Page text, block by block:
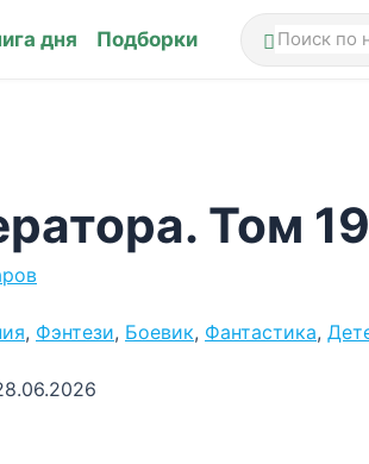
дня Подборки
Том 19
, Фэнтези, Боевик, Фантастика,